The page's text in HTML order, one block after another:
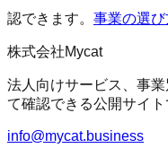
認できます。 事業の選び
株式会社Mycat
法人向けサービス、事
て確認できる公開サイト
info@mycat.business